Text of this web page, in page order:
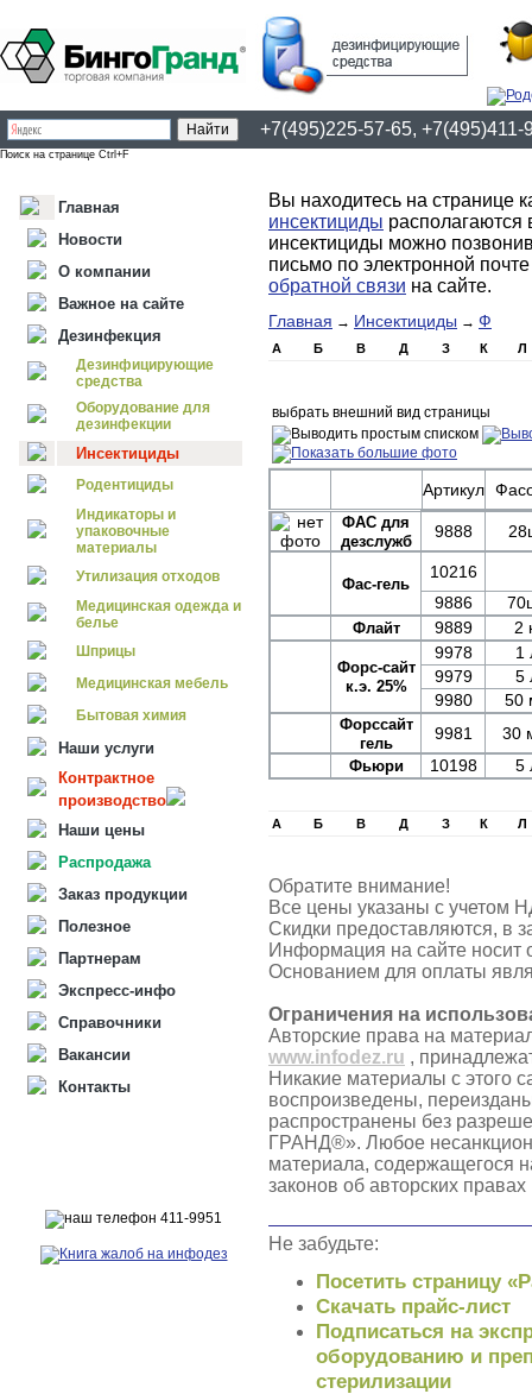
+7(495)225-57-65, +7(495)411-
Поиск на странице Ctrl+F
Главная
Новости
О компании
Важное на сайте
Дезинфекция
Дезинфицирующие
средства
Оборудование для
дезинфекции
Инсектициды
Родентициды
Индикаторы и
упаковочные
материалы
Утилизация отходов
Медицинская одежда и
белье
Шприцы
Медицинская мебель
Бытовая химия
Наши услуги
Контрактное
производство
Наши цены
Распродажа
Заказ продукции
Полезное
Партнерам
Экспресс-инфо
Справочники
Вакансии
Контакты
Вы находитесь на странице
инсектициды располагаются
инсектициды можно
письмо по электронной
обратной связи на сайте.
Главная → Инсектициды → Ф
А Б В Д З К Л
выбрать внешний вид страницы
Артикул
ФАС для
дезслужб
9888
Фас-гель
10216
9886
Флайт 9889 2
Форс-сайт
к.э. 25%
9978
1
9979
5
9980
50
Форссайт
гель
9981 30
Фьюри 10198 5
А Б В Д З К Л
Обратите внимание!
Все цены указаны с учетом
Скидки предоставляются, в
Информация на сайте носит
Основанием для оплаты
Ограничения на
Авторские права на
www.infodez.ru ,
Никакие материалы с этого
воспроизведены,
распространены без
ГРАНД®». Любое
материала, содержащегося
законов об авторских
Не забудьте:
Посетить страницу
Скачать прайс-лист
Подписаться на
оборудованию и
стерилизации